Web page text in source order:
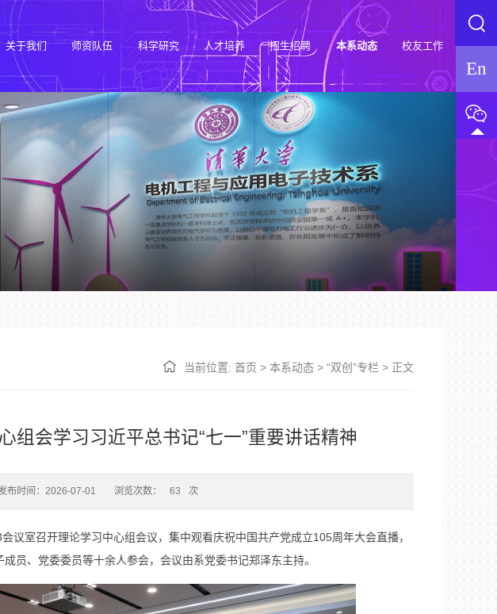
关于我们 师资队伍 科学研究 人才培养 招生招聘 本系动态 校友工作
En
当前位置: 首页 > 本系动态 > “双创”专栏 > 正文
组会学习习近平总书记“七一”重要讲话精神
布时间：2026-07-01 浏览次数： 63 次
议室召开理论学习中心组会议，集中观看庆祝中国共产党成立105周年大会直播，
员、党委委员等十余人参会，会议由系党委书记郑泽东主持。